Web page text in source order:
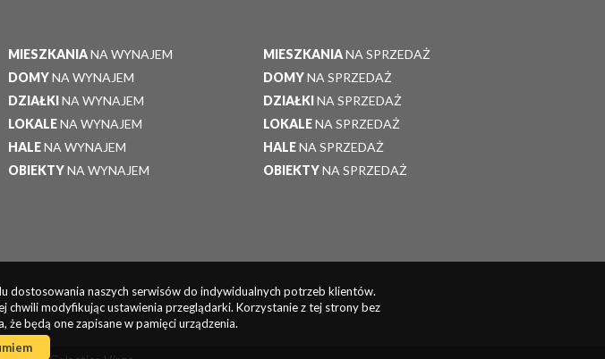
MIESZKANIANA WYNAJEM
DOMYNA WYNAJEM
DZIAŁKINA WYNAJEM
LOKALENA WYNAJEM
HALENA WYNAJEM
OBIEKTYNA WYNAJEM
MIESZKANIANA SPRZEDAŻ
DOMYNA SPRZEDAŻ
DZIAŁKINA SPRZEDAŻ
LOKALENA SPRZEDAŻ
HALENA SPRZEDAŻ
OBIEKTYNA SPRZEDAŻ
dostosowania naszych serwisów do indywidualnych potrzeb klientów.
modyfikując ustawienia przeglądarki. Korzystanie z tej strony bez
że będą one zapisane w pamięci urządzenia.